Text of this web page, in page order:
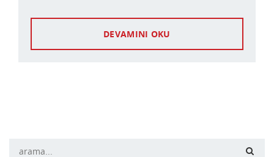
DEVAMINI OKU